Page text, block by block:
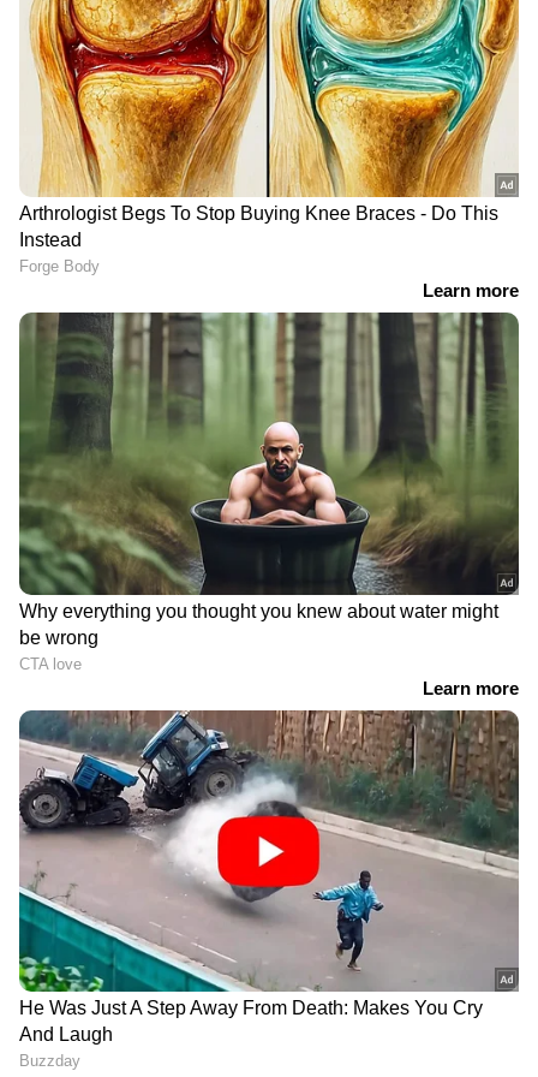
ശ്രദ്ധ തന്‍റെ മൊബൈൽ ഫോൺ മാത്രമാണ്
ഫ്ലാറ്റില്‍ നിന്നും ഇറങ്ങിപ്പോകുമ്പോള്‍
എടുത്തതെന്നും. വസ്ത്രങ്ങളും മറ്റ്
സാധനങ്ങളും ഉപേക്ഷിച്ചാണ് പോയതെന്നും
അഫ്താബ് പൊലീസിനോട് ആദ്യം പറഞ്ഞു.
DOWNLOAD APP
ഇന്ത്യയിലെയും ലോകമെമ്പാടുമുള്ള എല്ലാ
ഏഷ്യാനെറ്റ് ന്യൂസ് വാർത്തകൾ. Malayalam
Newsതത്സമയ അപ്‌ഡേറ്റുകളും
ആഴത്തിലുള്ള വിശകലനവും സമഗ്രമായ
റിപ്പോർട്ടിംഗും — എല്ലാം ഒരൊറ്റ സ്ഥലത്ത്.
ഏത് സമയത്തും, എവിടെയും
വിശ്വസനീയമായ വാർത്തകൾ ലഭിക്കാൻ
Asianet News Malayalam
RECOMMENDED STORIES